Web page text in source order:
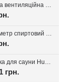
Камянка для сауни Huum Drop 9 кВт
грн.